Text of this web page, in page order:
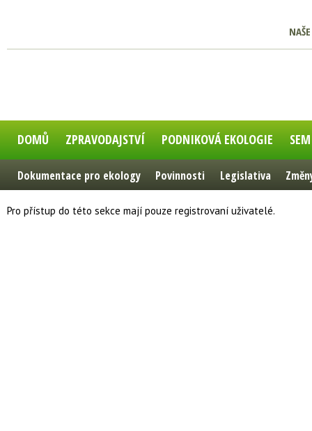
DOMŮ ZPRAVODAJSTVÍ PODNIKOVÁ EKOLOGIE
Dokumentace pro ekology Povinnosti Legislativa
Pro přístup do této sekce mají pouze registrovaní uživatelé.